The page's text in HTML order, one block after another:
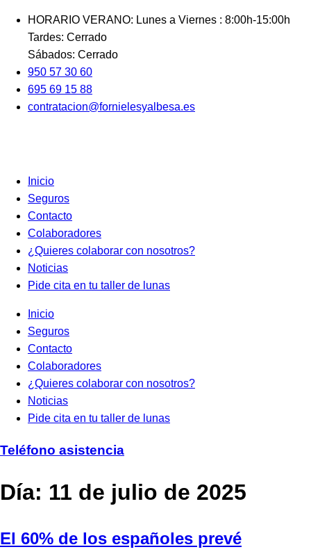
contenido
HORARIO VERANO: Lunes a Viernes : 8:00h-15:00h
Tardes: Cerrado
Sábados: Cerrado
950 57 30 60
695 69 15 88
contratacion@fornielesyalbesa.es
Inicio
Seguros
Contacto
Colaboradores
¿Quieres colaborar con nosotros?
Noticias
Pide cita en tu taller de lunas
Inicio
Seguros
Contacto
Colaboradores
¿Quieres colaborar con nosotros?
Noticias
Pide cita en tu taller de lunas
Teléfono asistencia
Día: 11 de julio de 2025
El 60% de los españoles prevé